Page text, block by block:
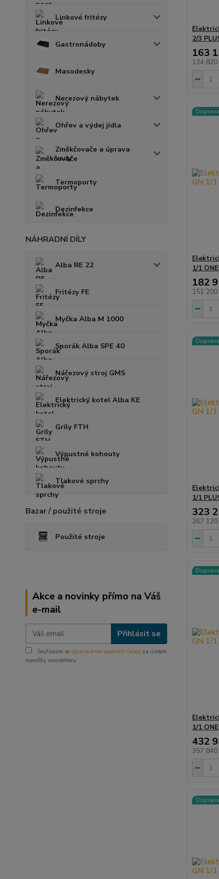
Linkové fritézy
Gastronádoby
Masodesky
Nerezový nábytek
Ohřev a výdej jídla
Změkčovače a úprava
vody
Termoporty
Dezinfekce
NÁHRADNÍ DÍLY
Alba RE 22
Fritézy FE
Myčka Alba M 1000
Sporák Alba SPE 40
Nářezový stroj GMS
Elektrický kotel Alba KE
Grily FTH
Výpustné kohouty
Tlakové sprchy
Bazar / použité stroje
Použité stroje
Akce a novinky přímo na Váš
e-mail
Přihlásit se
Souhlasím se zpracováním osobních údajů za účelem
rozesílky newsletteru.
2/3
163
134
1/1 ONE
182
151
1/1
323
267
1/1 ONE
432
357